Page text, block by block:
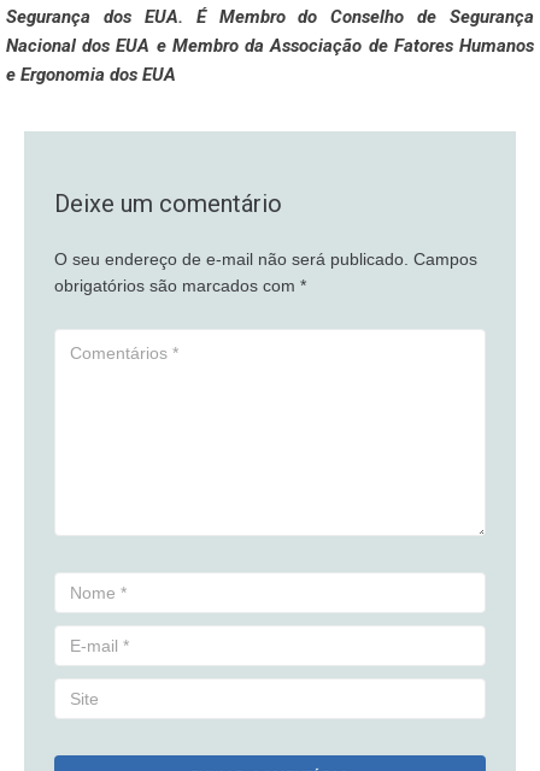
Segurança dos EUA. É Membro do Conselho de Segurança
Nacional dos EUA e Membro da Associação de Fatores Humanos
e Ergonomia dos EUA
Deixe um comentário
O seu endereço de e-mail não será publicado. Campos
obrigatórios são marcados com *